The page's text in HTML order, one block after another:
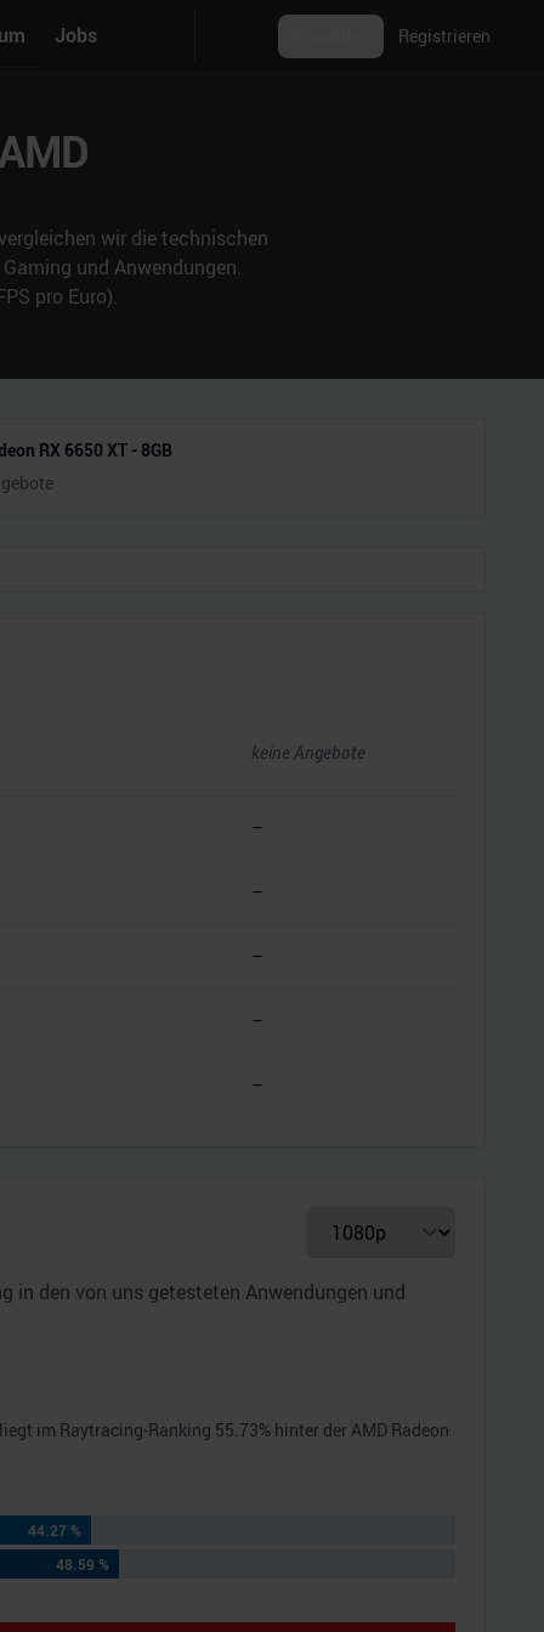
Jobs Registrieren
wir die technischen
und Anwendungen.
pro Euro).
RX 6650 XT - 8GB
keine Angebote
–
–
–
–
–
in den von uns getesteten Anwendungen und
liegt im Raytracing-Ranking 55.73% hinter derAMD Radeon
44.27 %
48.59 %